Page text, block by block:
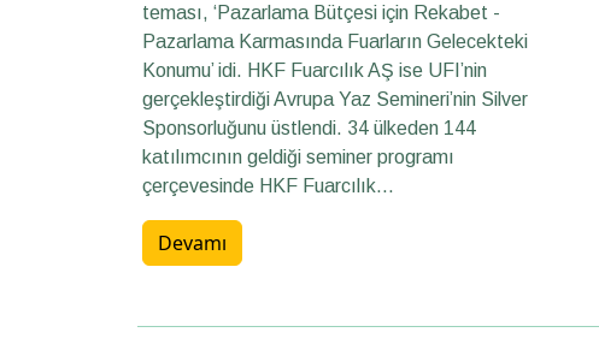
teması, ‘Pazarlama Bütçesi için Rekabet -
Pazarlama Karmasında Fuarların Gelecekteki
Konumu’ idi. HKF Fuarcılık AŞ ise UFI’nin
gerçekleştirdiği Avrupa Yaz Semineri’nin Silver
Sponsorluğunu üstlendi. 34 ülkeden 144
katılımcının geldiği seminer programı
çerçevesinde HKF Fuarcılık...
Devamı